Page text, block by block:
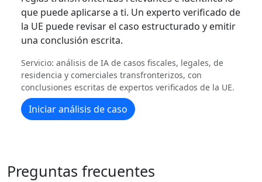
que puede aplicarse a ti. Un experto verificado de
la UE puede revisar el caso estructurado y emitir
una conclusión escrita.
Servicio: análisis de IA de casos fiscales, legales, de
residencia y comerciales transfronterizos, con
conclusiones escritas de expertos verificados de la UE.
Iniciar análisis de caso
Preguntas frecuentes